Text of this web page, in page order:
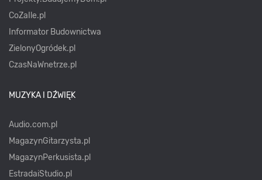
CoZaIle.pl
Informator Budownictwa
ZielonyOgródek.pl
CzasNaWnetrze.pl
MUZYKA I DŹWIĘK
Audio.com.pl
MagazynGitarzysta.pl
MagazynPerkusista.pl
EstradaiStudio.pl